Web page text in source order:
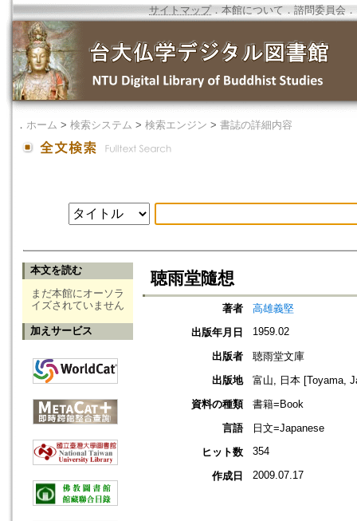
サイトマップ．本館について ． 諮問委員会 ．
． ホーム > 検索システム > 検索エンジン > 書誌の詳細内容
本文を読む
まだ本館にオーソラ
イズされていません
加えサービス
聴雨堂隨想
著者
高雄義堅
出版年月日
1959.02
出版者
聴雨堂文庫
出版地
富山, 日本 [Toyama,
資料の種類
書籍=Book
言語
日文=Japanese
ヒット数
354
作成日 2009.07.17